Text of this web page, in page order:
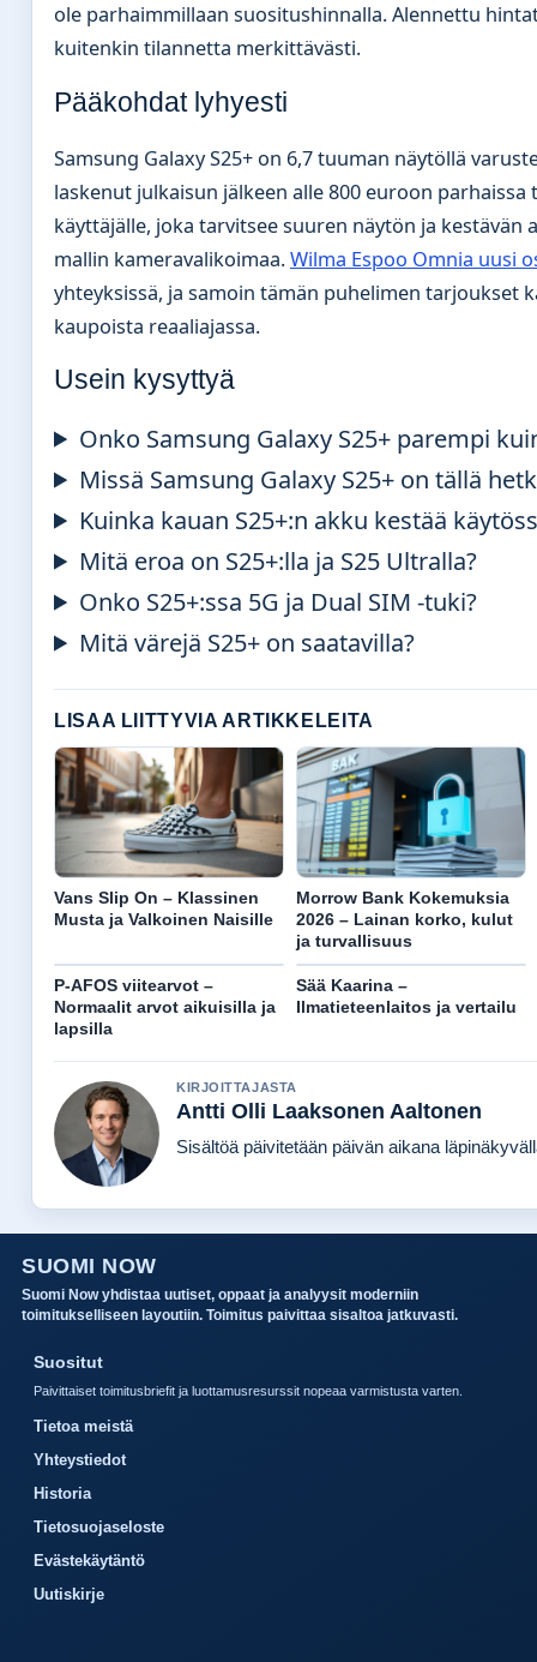
ole parhaimmillaan suositushinnalla. Alennettu
kuitenkin tilannetta merkittävästi.
Pääkohdat lyhyesti
Samsung Galaxy S25+ on 6,7 tuuman näytöllä
laskenut julkaisun jälkeen alle 800 euroon parhaissa
käyttäjälle, joka tarvitsee suuren näytön ja kestävän
mallin kameravalikoimaa.Wilma Espoo Omnia uusi
yhteyksissä, ja samoin tämän puhelimen tarjoukset
kaupoista reaaliajassa.
Usein kysyttyä
Onko Samsung Galaxy S25+ parempi
Missä Samsung Galaxy S25+ on tällä
Kuinka kauan S25+:n akku kestää
Mitä eroa on S25+:lla ja S25 Ultralla?
Onko S25+:ssa 5G ja Dual SIM -tuki?
Mitä värejä S25+ on saatavilla?
LISAA LIITTYVIA ARTIKKELEITA
Vans Slip On – Klassinen
Musta ja Valkoinen Naisille
Morrow Bank Kokemuksia
2026 – Lainan korko, kulut
ja turvallisuus
P-AFOS viitearvot –
Normaalit arvot aikuisilla ja
lapsilla
Sää Kaarina –
Ilmatieteenlaitos ja vertailu
KIRJOITTAJASTA
Antti Olli Laaksonen Aaltonen
Sisältöä päivitetään päivän aikana
SUOMI NOW
Suomi Now yhdistaa uutiset, oppaat ja analyysit moderniin
toimitukselliseen layoutiin. Toimitus paivittaa sisaltoa jatkuvasti.
Suositut
Paivittaiset toimitusbriefit ja luottamusresurssit nopeaa varmistusta varten.
Tietoa meistä
Yhteystiedot
Historia
Tietosuojaseloste
Evästekäytäntö
Uutiskirje